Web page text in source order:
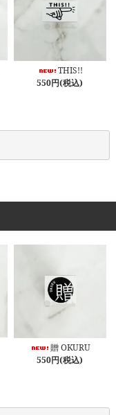
THIS!!
550円(税込)
贈 OKURU
550円(税込)